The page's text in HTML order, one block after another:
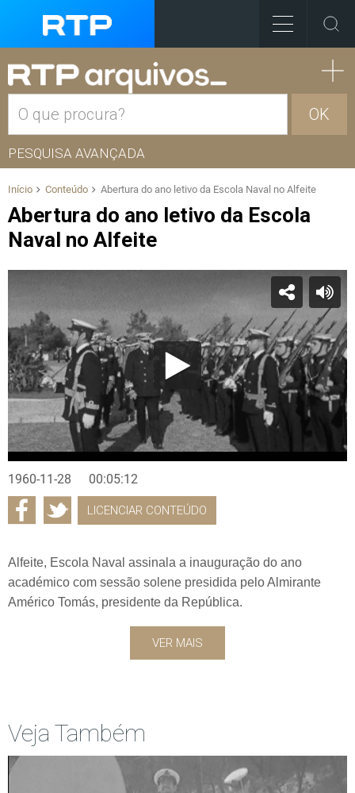
OK
PESQUISA AVANÇADA
Início Conteúdo Abertura do ano letivo da Escola Naval no Alfeite
Abertura do ano letivo da Escola
Naval no Alfeite
1960-11-28 00:05:12
LICENCIAR CONTEÚDO
Alfeite, Escola Naval assinala a inauguração do ano
académico com sessão solene presidida pelo Almirante
Américo Tomás, presidente da República.
VER MAIS
Veja Também